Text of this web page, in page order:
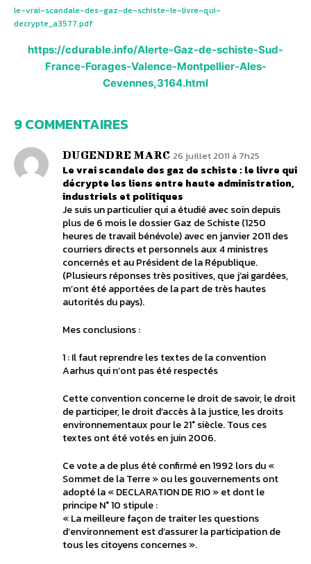
le-vrai-scandale-des-gaz-de-schiste-le-livre-qui-
decrypte_a3577.pdf
https://cdurable.info/Alerte-Gaz-de-schiste-Sud-
France-Forages-Valence-Montpellier-Ales-
Cevennes,3164.html
9 COMMENTAIRES
DUGENDRE MARC 26 juillet 2011 à 7h25
Le vrai scandale des gaz de schiste : le livre qui
décrypte les liens entre haute administration,
industriels et politiques
Je suis un particulier qui a étudié avec soin depuis
plus de 6 mois le dossier Gaz de Schiste (1250
heures de travail bénévole) avec en janvier 2011 des
courriers directs et personnels aux 4 ministres
concernés et au Président de la République.
(Plusieurs réponses très positives, que j’ai gardées,
m’ont été apportées de la part de très hautes
autorités du pays).
Mes conclusions :
1 : Il faut reprendre les textes de la convention
Aarhus qui n’ont pas été respectés
Cette convention concerne le droit de savoir, le droit
de participer, le droit d’accès à la justice, les droits
environnementaux pour le 21° siècle. Tous ces
textes ont été votés en juin 2006.
Ce vote a de plus été confirmé en 1992 lors du «
Sommet de la Terre » ou les gouvernements ont
adopté la « DECLARATION DE RIO » et dont le
principe N° 10 stipule :
« La meilleure façon de traiter les questions
d’environnement est d’assurer la participation de
tous les citoyens concernes ».